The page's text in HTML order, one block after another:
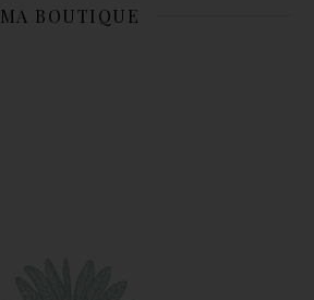
MA BOUTIQUE